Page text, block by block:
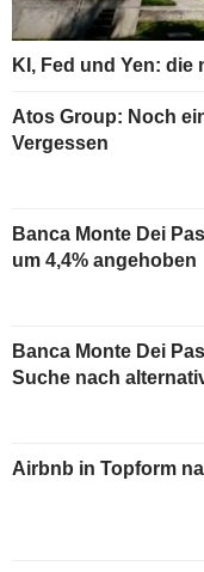
KI, Fed und Yen: die
Atos Group: Noch
Vergessen
Banca Monte Dei
um 4,4% angehoben
Banca Monte Dei
Suche nach
Airbnb in Topform